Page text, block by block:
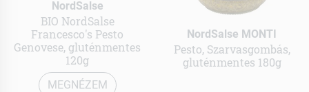
NordSalse
BIO NordSalse
Francesco's Pesto
Genovese, gluténmentes
120g
MEGNÉZEM
NordSalse MONTI
Pesto, Szarvasgombás,
gluténmentes 180g